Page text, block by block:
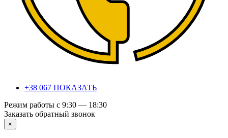
+38 067 ПОКАЗАТЬ
Режим работы с 9:30 — 18:30
Заказать обратный звонок
×